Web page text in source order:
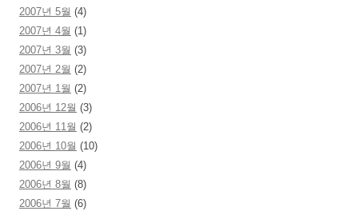
2007년 5월 (4)
2007년 4월 (1)
2007년 3월 (3)
2007년 2월 (2)
2007년 1월 (2)
2006년 12월 (3)
2006년 11월 (2)
2006년 10월 (10)
2006년 9월 (4)
2006년 8월 (8)
2006년 7월 (6)